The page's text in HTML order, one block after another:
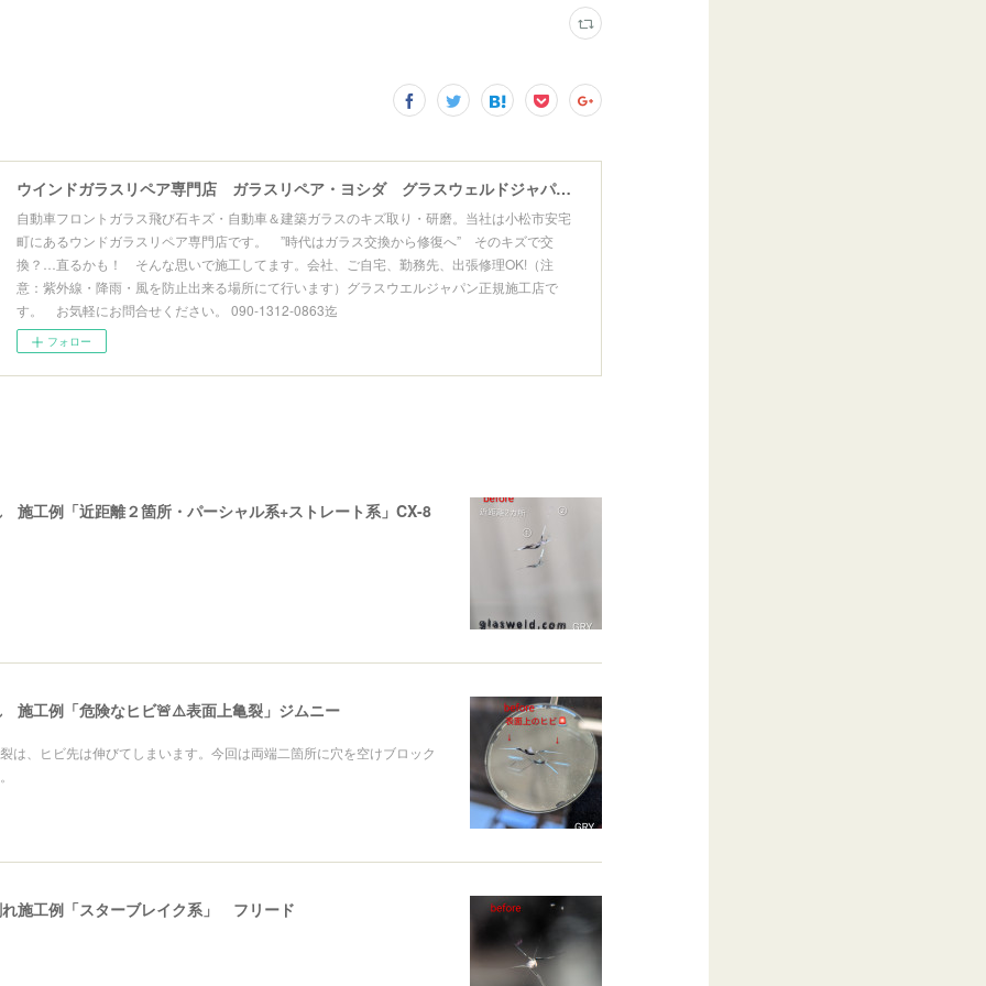
ウインドガラスリペア専門店 ガラスリペア・ヨシダ グラスウェルドジャパン 正規施工店 小松市
自動車フロントガラス飛び石キズ・自動車＆建築ガラスのキズ取り・研磨。当社は小松市安宅
町にあるウンドガラスリペア専門店です。 ”時代はガラス交換から修復へ” そのキズで交
換？…直るかも！ そんな思いで施工してます。会社、ご自宅、勤務先、出張修理OK!（注
意：紫外線・降雨・風を防止出来る場所にて行います）グラスウエルジャパン正規施工店で
す。 お気軽にお問合せください。 090-1312-0863迄
フォロー
施工例「近距離２箇所・パーシャル系+ストレート系」CX-8
施工例「危険なヒビ🚨⚠️表面上亀裂」ジムニー
は、ヒビ先は伸びてしまいます。今回は両端二箇所に穴を空けブロック
施工例「スターブレイク系」 フリード